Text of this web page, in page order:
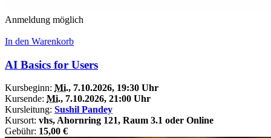
Anmeldung möglich
In den Warenkorb
AI Basics for Users
Kursbeginn: Mi., 7.10.2026, 19:30 Uhr
Kursende: Mi., 7.10.2026, 21:00 Uhr
Kursleitung: Sushil Pandey
Kursort: vhs, Ahornring 121, Raum 3.1 oder Online
Gebühr: 15,00 €